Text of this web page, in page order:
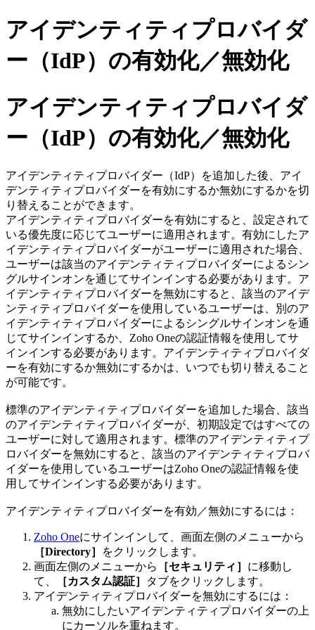
アイデンティティプロバイダ
ー（IdP）の有効化／無効化
アイデンティティプロバイダ
ー（IdP）の有効化／無効化
アイデンティティプロバイダー（IdP）を追加した後、アイ
デンティティプロバイダーを有効にするか無効にするかを切
り替えることができます。
アイデンティティプロバイダーを有効にすると、設定されて
いる優先度に応じてユーザーに適用されます。有効にしたア
イデンティティプロバイダーがユーザーに適用された場合、
ユーザーは該当のアイデンティティプロバイダーによるシン
グルサインオンを通じてサインインする必要があります。ア
イデンティティプロバイダーを無効にすると、該当のアイデ
ンティティプロバイダーを使用しているユーザーは、別のア
イデンティティプロバイダーによるシングルサインオンを通
じてサインインするか、Zoho Oneの認証情報を使用してサ
インインする必要があります。アイデンティティプロバイダ
ーを有効にするか無効にするかは、いつでも切り替えること
が可能です。
標準のアイデンティティプロバイダーを追加した場合、該当
のアイデンティティプロバイダーが、初期設定ではすべての
ユーザーに対して適用されます。標準のアイデンティティプ
ロバイダーを無効にすると、該当のアイデンティティプロバ
イダーを使用しているユーザーはZoho Oneの認証情報を使
用してサインインする必要があります。
アイデンティティプロバイダーを有効／無効にするには：
Zoho Oneにサインインして、画面左側のメニューから
［Directory］
をクリックします。
画面左側のメニューから
［セキュリティ］ に移動し
て、
［カスタム認証］
タブをクリックします。
アイデンティティプロバイダーを無効にするには：
無効にしたいアイデンティティプロバイダーの上
にカーソルを重ねます。